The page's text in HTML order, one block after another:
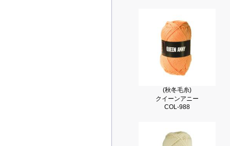
(秋冬毛糸)
クイーンアニー
COL-988